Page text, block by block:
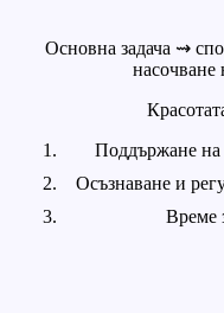
Основна задача ⇝
насочване
Поддържане на
Осъзнаване и
Време